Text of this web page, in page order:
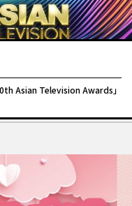
Asian Television Awards」